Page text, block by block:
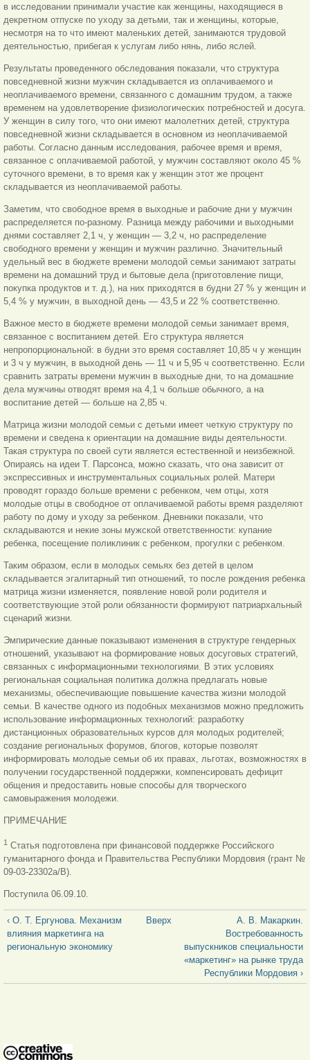
в исследовании принимали участие как женщины, находящиеся в
декретном отпуске по уходу за детьми, так и женщины, которые,
несмотря на то что имеют маленьких детей, занимаются трудовой
деятельностью, прибегая к услугам либо нянь, либо яслей.
Результаты проведенного обследования показали, что структура
повседневной жизни мужчин складывается из оплачиваемого и
неоплачиваемого времени, связанного с домашним трудом, а также
временем на удовлетворение физиологических потребностей и досуга.
У женщин в силу того, что они имеют малолетних детей, структура
повседневной жизни складывается в основном из неоплачиваемой
работы. Согласно данным исследования, рабочее время и время,
связанное с оплачиваемой работой, у мужчин составляют около 45 %
суточного времени, в то время как у женщин этот же процент
складывается из неоплачиваемой работы.
Заметим, что свободное время в выходные и рабочие дни у мужчин
распределяется по-разному. Разница между рабочими и выходными
днями составляет 2,1 ч, у женщин — 3,2 ч, но распределение
свободного времени у женщин и мужчин различно. Значительный
удельный вес в бюджете времени молодой семьи занимают затраты
времени на домашний труд и бытовые дела (приготовление пищи,
покупка продуктов и т. д.), на них приходятся в будни 27 % у женщин и
5,4 % у мужчин, в выходной день — 43,5 и 22 % соответственно.
Важное место в бюджете времени молодой семьи занимает время,
связанное с воспитанием детей. Его структура является
непропорциональной: в будни это время составляет 10,85 ч у женщин
и 3 ч у мужчин, в выходной день — 11 ч и 5,95 ч соответственно. Если
сравнить затраты времени мужчин в выходные дни, то на домашние
дела мужчины отводят время на 4,1 ч больше обычного, а на
воспитание детей — больше на 2,85 ч.
Матрица жизни молодой семьи с детьми имеет четкую структуру по
времени и сведена к ориентации на домашние виды деятельности.
Такая структура по своей сути является естественной и неизбежной.
Опираясь на идеи Т. Парсонса, можно сказать, что она зависит от
экспрессивных и инструментальных социальных ролей. Матери
проводят гораздо больше времени с ребенком, чем отцы, хотя
молодые отцы в свободное от оплачиваемой работы время разделяют
работу по дому и уходу за ребенком. Дневники показали, что
складываются и некие зоны мужской ответственности: купание
ребенка, посещение поликлиник с ребенком, прогулки с ребенком.
Таким образом, если в молодых семьях без детей в целом
складывается эгалитарный тип отношений, то после рождения ребенка
матрица жизни изменяется, появление новой роли родителя и
соответствующие этой роли обязанности формируют патриархальный
сценарий жизни.
Эмпирические данные показывают изменения в структуре гендерных
отношений, указывают на формирование новых досуговых стратегий,
связанных с информационными технологиями. В этих условиях
региональная социальная политика должна предлагать новые
механизмы, обеспечивающие повышение качества жизни молодой
семьи. В качестве одного из подобных механизмов можно предложить
использование информационных технологий: разработку
дистанционных образовательных курсов для молодых родителей;
создание региональных форумов, блогов, которые позволят
информировать молодые семьи об их правах, льготах, возможностях в
получении государственной поддержки, компенсировать дефицит
общения и предоставить новые способы для творческого
самовыражения молодежи.
ПРИМЕЧАНИЕ
1 Статья подготовлена при финансовой поддержке Российского
гуманитарного фонда и Правительства Республики Мордовия (грант №
09-03-23302а/В).
Поступила 06.09.10.
‹ О. Т. Ергунова. Механизм
влияния маркетинга на
региональную экономику
Вверх
А. В. Макаркин.
Востребованность
выпускников специальности
«маркетинг» на рынке труда
Республики Мордовия ›